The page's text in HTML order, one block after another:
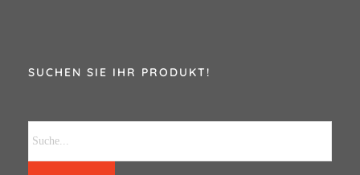
SUCHEN SIE IHR PRODUKT!